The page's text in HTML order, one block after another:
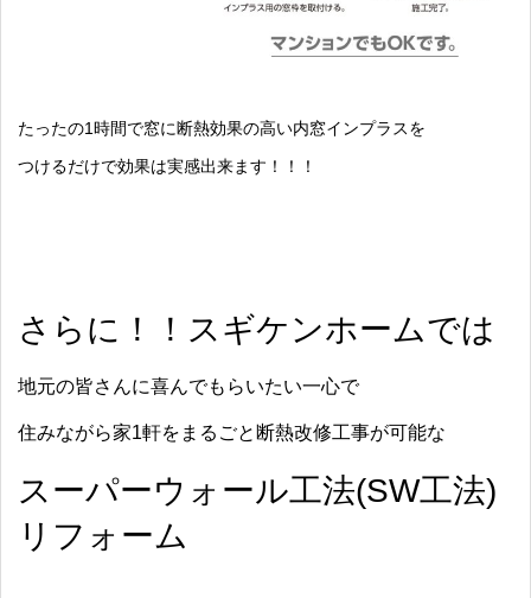
たったの1時間で窓に断熱効果の高い内窓インプラスを
つけるだけで効果は実感出来ます！！！
さらに！！スギケンホームでは
地元の皆さんに喜んでもらいたい一心で
住みながら家1軒をまるごと断熱改修工事が可能な
スーパーウォール工法(SW工法)
リフォーム